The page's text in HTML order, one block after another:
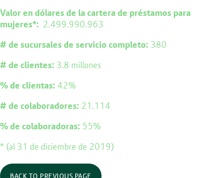
Valor en dólares de la cartera de préstamos para
mujeres*: 2.499.990.963
# de sucursales de servicio completo: 380
# de clientes: 3.8 millones
% de clientas: 42%
# de colaboradores: 21.114
% de colaboradoras: 55%
* (al 31 de diciembre de 2019)
BACK TO PREVIOUS PAGE